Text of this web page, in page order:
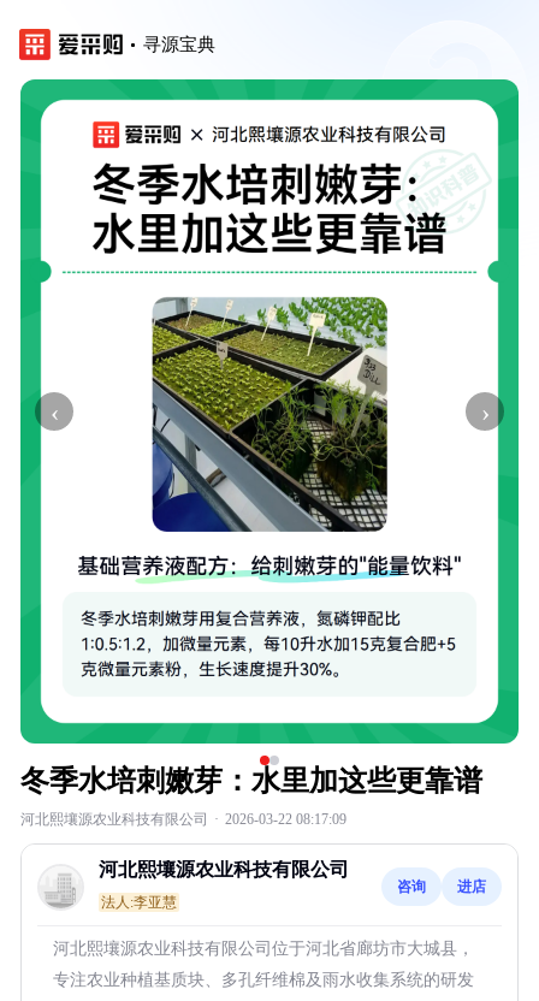
寻源宝典
‹ ›
冬季水培刺嫩芽：水里加这些更靠谱
河北熙壤源农业科技有限公司 · 2026-03-22 08:17:09
河北熙壤源农业科技有限公司
法人:李亚慧
咨询 进店
河北熙壤源农业科技有限公司位于河北省廊坊市大城县，
专注农业种植基质块、多孔纤维棉及雨水收集系统的研发